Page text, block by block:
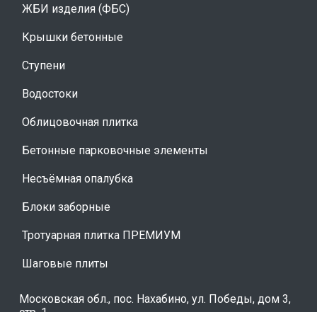
ЖБИ изделия (ФБС)
Крышки бетонные
Ступени
Водостоки
Облицовочная плитка
Бетонные парковочные элементы
Несъёмная опалубка
Блоки заборные
Тротуарная плитка ПРЕМИУМ
Шаговые плиты
Московская обл., пос. Нахабино, ул. Победы, дом 3,